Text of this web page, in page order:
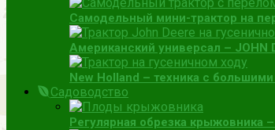
Самодельный мини-трактор на
Американский универсал – JOHN
New Holland – техника с
Садоводство
Регулярная обрезка крыжовника